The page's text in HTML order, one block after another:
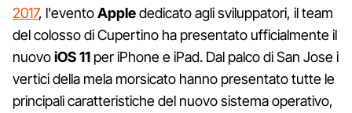
2017, l'eventoApplededicato agli sviluppatori, il team
del colosso di Cupertino ha presentato ufficialmente il
nuovoiOS 11 per iPhone e iPad. Dal palco di San Jose i
vertici della mela morsicato hanno presentato tutte le
principali caratteristiche del nuovo sistema operativo,